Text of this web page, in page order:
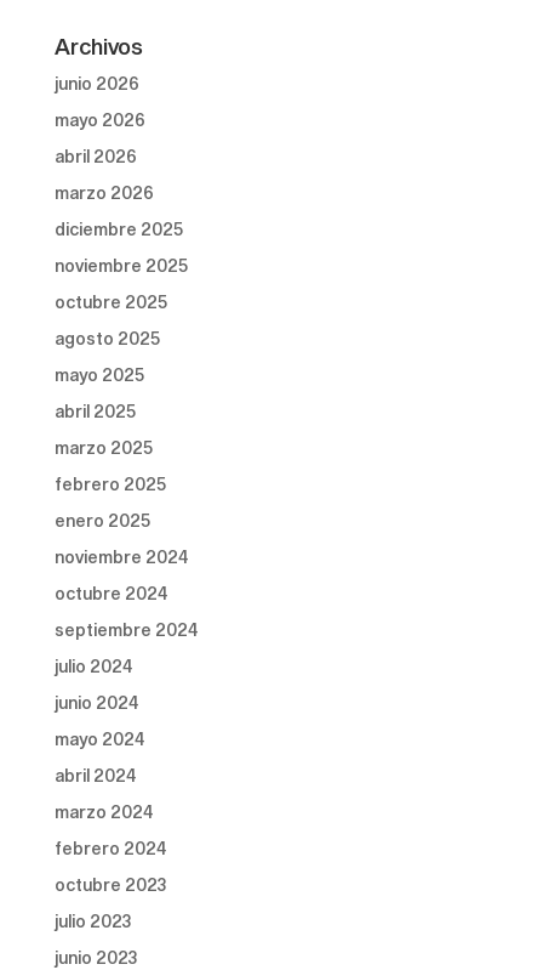
Archivos
junio 2026
mayo 2026
abril 2026
marzo 2026
diciembre 2025
noviembre 2025
octubre 2025
agosto 2025
mayo 2025
abril 2025
marzo 2025
febrero 2025
enero 2025
noviembre 2024
octubre 2024
septiembre 2024
julio 2024
junio 2024
mayo 2024
abril 2024
marzo 2024
febrero 2024
octubre 2023
julio 2023
junio 2023